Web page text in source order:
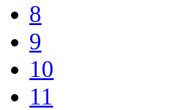
8
9
10
11